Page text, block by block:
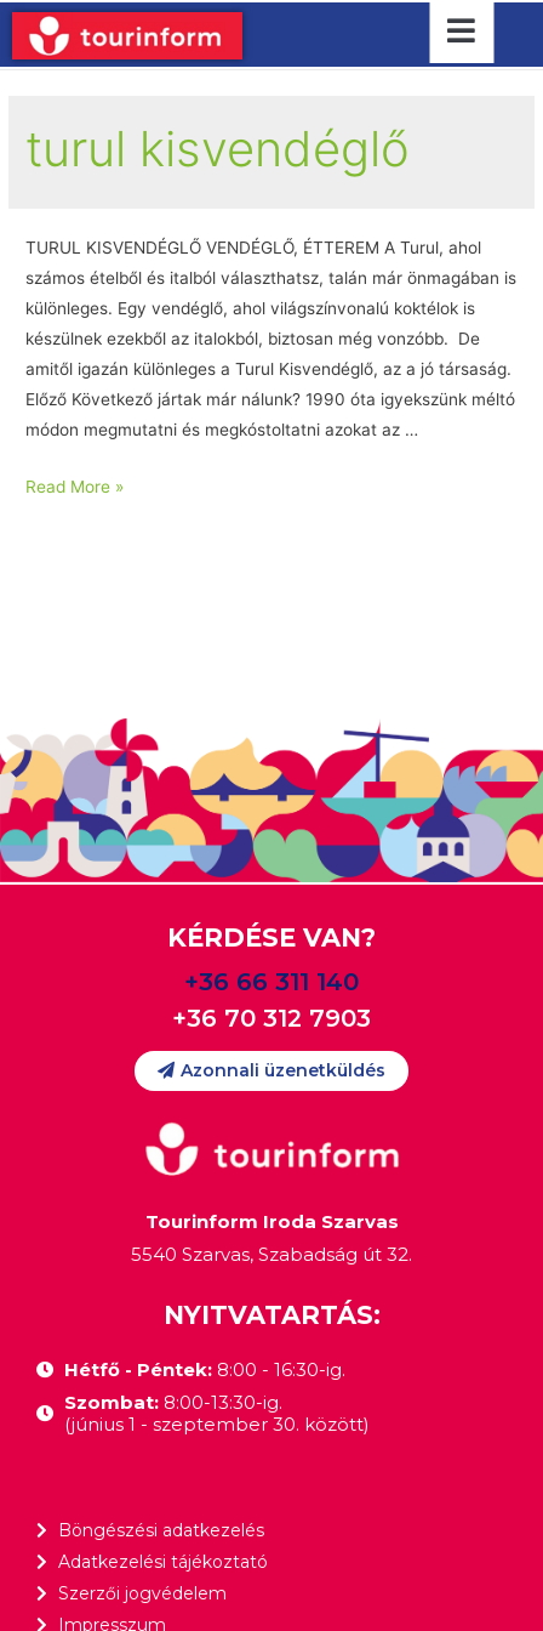
turul kisvendéglő
TURUL KISVENDÉGLŐ VENDÉGLŐ, ÉTTEREM A Turul, ahol
számos ételből és italból választhatsz, talán már önmagában is
különleges. Egy vendéglő, ahol világszínvonalú koktélok is
készülnek ezekből az italokból, biztosan még vonzóbb. De
amitől igazán különleges a Turul Kisvendéglő, az a jó társaság.
Előző Következő jártak már nálunk? 1990 óta igyekszünk méltó
módon megmutatni és megkóstoltatni azokat az …
Read More »
KÉRDÉSE VAN?
+36 66 311 140
+36 70 312 7903
Azonnali üzenetküldés
Tourinform Iroda Szarvas
5540 Szarvas, Szabadság út 32.
NYITVATARTÁS:
Hétfő - Péntek:8:00 - 16:30-ig.
Szombat: 8:00-13:30-ig.
(június 1 - szeptember 30. között)
Böngészési adatkezelés
Adatkezelési tájékoztató
Szerzői jogvédelem
Impresszum